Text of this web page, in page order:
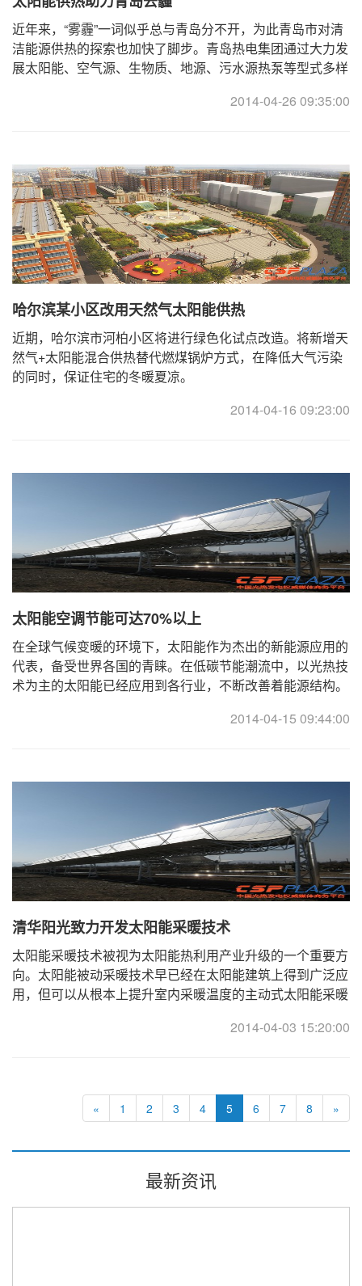
近年来，“雾霾”一词似乎总与青岛分不开，为此青岛市对清
洁能源供热的探索也加快了脚步。青岛热电集团通过大力发
展太阳能、空气源、生物质、地源、污水源热泵等型式多样
2014-04-26 09:35:00
哈尔滨某小区改用天然气太阳能供热
近期，哈尔滨市河柏小区将进行绿色化试点改造。将新增天
然气+太阳能混合供热替代燃煤锅炉方式，在降低大气污染
的同时，保证住宅的冬暖夏凉。
2014-04-16 09:23:00
太阳能空调节能可达70%以上
在全球气候变暖的环境下，太阳能作为杰出的新能源应用的
代表，备受世界各国的青睐。在低碳节能潮流中，以光热技
术为主的太阳能已经应用到各行业，不断改善着能源结构。
2014-04-15 09:44:00
清华阳光致力开发太阳能采暖技术
太阳能采暖技术被视为太阳能热利用产业升级的一个重要方
向。太阳能被动采暖技术早已经在太阳能建筑上得到广泛应
用，但可以从根本上提升室内采暖温度的主动式太阳能采暖
2014-04-03 15:20:00
« 1 2 3 4 5 6 7 8 »
最新资讯